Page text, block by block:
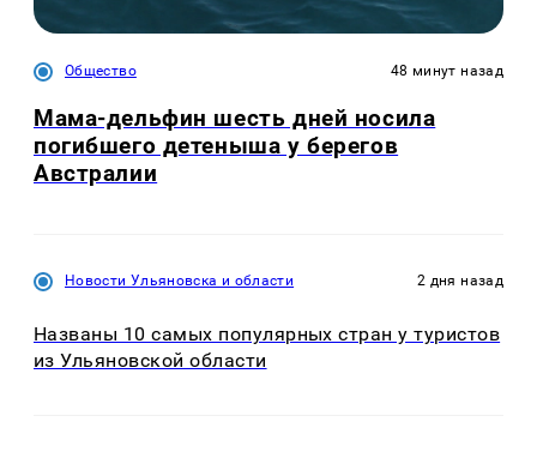
Общество 48 минут назад
Мама-дельфин шесть дней носила
погибшего детеныша у берегов
Австралии
Новости Ульяновска и области 2 дня назад
Названы 10 самых популярных стран у туристов
из Ульяновской области